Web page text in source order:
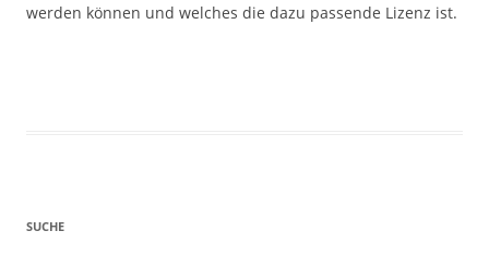
werden können und welches die dazu passende Lizenz ist.
SUCHE